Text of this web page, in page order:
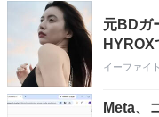
元BDガ
イーファイト
Meta、